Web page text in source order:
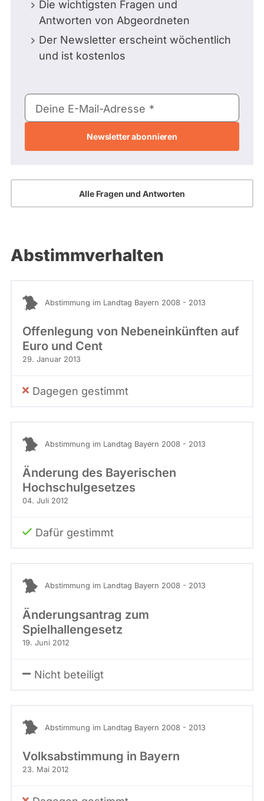
Die wichtigsten Fragen und
Antworten von Abgeordneten
Der Newsletter erscheint wöchentlich
und ist kostenlos
E-
Mail-
Deine E-Mail-Adresse
Alle Fragen und Antworten
Abstimmverhalten
Abstimmung im Landtag Bayern 2008 - 2013
Offenlegung von Nebeneinkünften auf
Euro und Cent
29. Januar 2013
Dagegen gestimmt
Abstimmung im Landtag Bayern 2008 - 2013
Änderung des Bayerischen
Hochschulgesetzes
04. Juli 2012
Dafür gestimmt
Abstimmung im Landtag Bayern 2008 - 2013
Änderungsantrag zum
Spielhallengesetz
19. Juni 2012
Nicht beteiligt
Abstimmung im Landtag Bayern 2008 - 2013
Volksabstimmung in Bayern
23. Mai 2012